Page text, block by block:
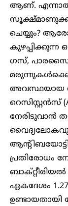
ആണ്. എന്നാൽ
ചെയ്യും?
കുഴപ്പിക്കുന്ന
ഗസ്,
അവസ്ഥയായ
റെസിസ്റ്റൻസ്
നേരിടുവാൻ
പ്രതിരോധം
ഏകദേശം